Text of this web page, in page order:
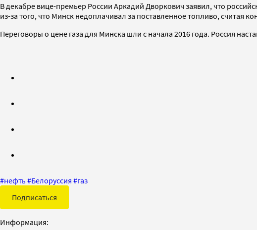
В декабре вице-премьер России Аркадий Дворкович заявил, что
из-за того, что Минск недоплачивал за поставленное топливо, считая
Переговоры о цене газа для Минска шли с начала 2016 года. Россия
#нефть#Белоруссия #газ
Подписаться
Информация: